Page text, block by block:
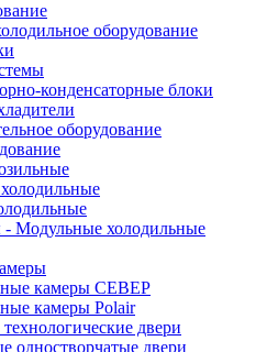
оборудование
конденсаторные блоки
оборудование
- Модульные холодильные
камеры СЕВЕР
камеры Polair
двери
одностворчатые двери